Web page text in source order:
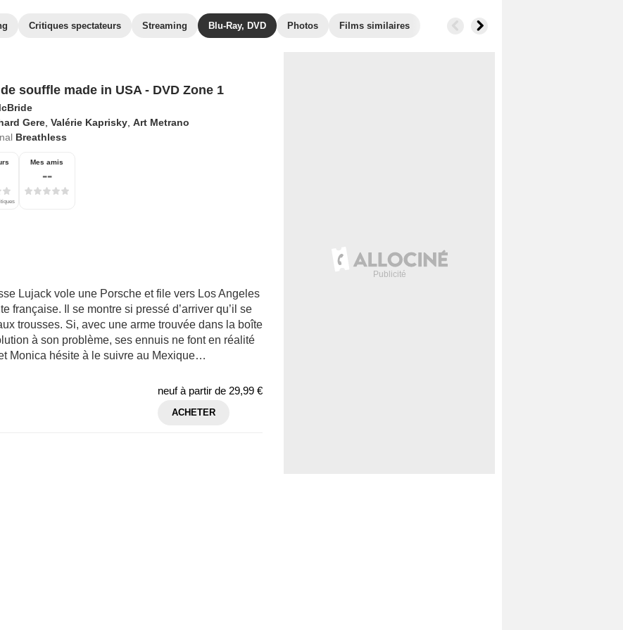
Critiques spectateurs Streaming Blu-Ray, DVD Photos Films similaires
souffle made in USA - DVD Zone 1
Gere, Valérie Kaprisky, Art Metrano
Breathless
Mes amis
--
Lujack vole une Porsche et file vers Los Angeles
française. Il se montre si pressé d’arriver qu’il se
trousses. Si, avec une arme trouvée dans la boîte
à son problème, ses ennuis ne font en réalité
Monica hésite à le suivre au Mexique…
neuf à partir de 29,99 €
ACHETER